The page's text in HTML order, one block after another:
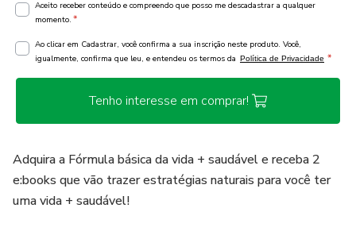
Aceito receber conteúdo e compreendo que posso me descadastrar a qualquer
momento. *
Ao clicar em Cadastrar, você confirma a sua inscrição neste produto. Você,
igualmente, confirma que leu, e entendeu os termos da Política de Privacidade *
Tenho interesse em comprar!
Adquira a Fórmula básica da vida + saudável e receba 2
e:books que vão trazer estratégias naturais para você ter
uma vida + saudável!